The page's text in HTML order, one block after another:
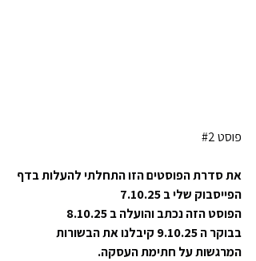
פוסט #2
את סדרת הפוסטים הזו התחלתי להעלות בדף
הפייסבוק שלי ב 7.10.25
הפוסט הזה נכתב והועלה ב 8.10.25
בבוקר ה 9.10.25 קיבלנו את הבשורות
המרגשות על חתימת העסקה.